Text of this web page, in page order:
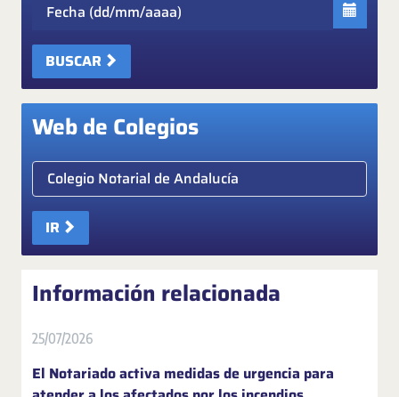
BUSCAR
Web de Colegios
Elige colegio notarial
IR
Información relacionada
25/07/2026
El Notariado activa medidas de urgencia para